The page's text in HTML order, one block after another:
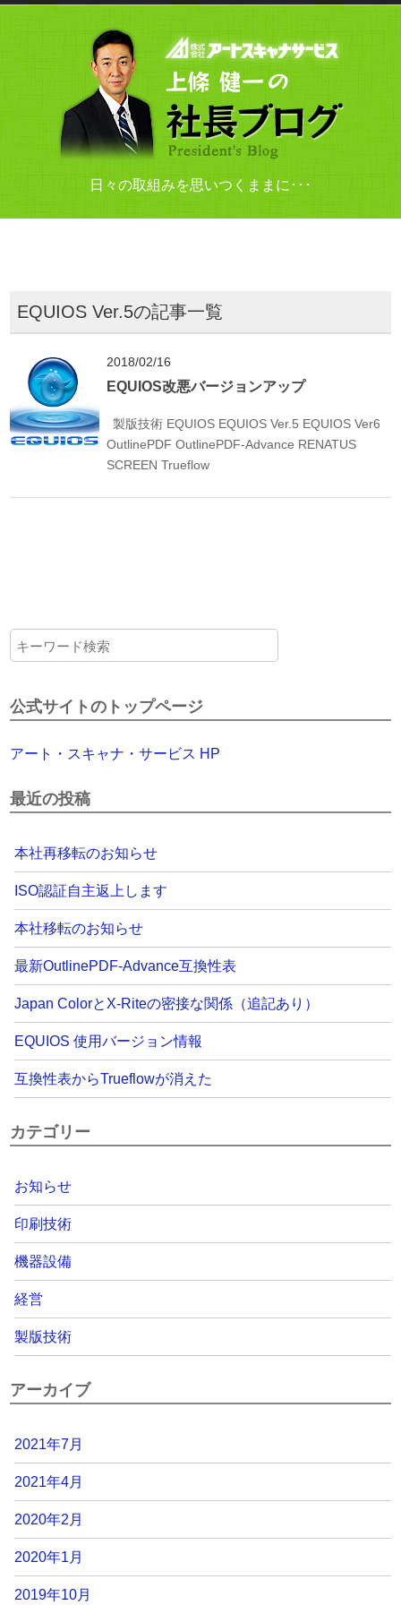
日々の取組みを思いつくままに･･･
EQUIOS Ver.5の記事一覧
2018/02/16
EQUIOS改悪バージョンアップ
製版技術 EQUIOS EQUIOS Ver.5 EQUIOS Ver6
OutlinePDF OutlinePDF-Advance RENATUS
SCREEN Trueflow
公式サイトのトップページ
アート・スキャナ・サービス HP
最近の投稿
本社再移転のお知らせ
ISO認証自主返上します
本社移転のお知らせ
最新OutlinePDF-Advance互換性表
Japan ColorとX-Riteの密接な関係（追記あり）
EQUIOS 使用バージョン情報
互換性表からTrueflowが消えた
カテゴリー
お知らせ
印刷技術
機器設備
経営
製版技術
アーカイブ
2021年7月
2021年4月
2020年2月
2020年1月
2019年10月